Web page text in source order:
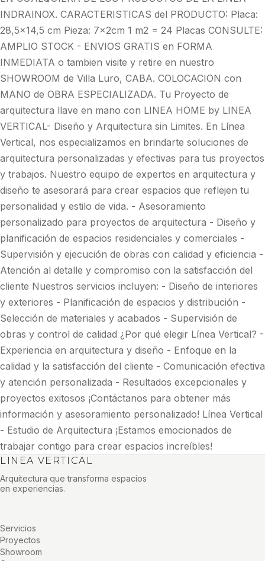
INDRAINOX. CARACTERISTICAS del PRODUCTO: Placa:
28,5x14,5 cm Pieza: 7x2cm 1 m2 = 24 Placas CONSULTE:
AMPLIO STOCK - ENVIOS GRATIS en FORMA
INMEDIATA o tambien visite y retire en nuestro
SHOWROOM de Villa Luro, CABA. COLOCACION con
MANO de OBRA ESPECIALIZADA. Tu Proyecto de
arquitectura llave en mano con LINEA HOME by LINEA
VERTICAL- Diseño y Arquitectura sin Limites. En Línea
Vertical, nos especializamos en brindarte soluciones de
arquitectura personalizadas y efectivas para tus proyectos
y trabajos. Nuestro equipo de expertos en arquitectura y
diseño te asesorará para crear espacios que reflejen tu
personalidad y estilo de vida. - Asesoramiento
personalizado para proyectos de arquitectura - Diseño y
planificación de espacios residenciales y comerciales -
Supervisión y ejecución de obras con calidad y eficiencia -
Atención al detalle y compromiso con la satisfacción del
cliente Nuestros servicios incluyen: - Diseño de interiores
y exteriores - Planificación de espacios y distribución -
Selección de materiales y acabados - Supervisión de
obras y control de calidad ¿Por qué elegir Línea Vertical? -
Experiencia en arquitectura y diseño - Enfoque en la
calidad y la satisfacción del cliente - Comunicación efectiva
y atención personalizada - Resultados excepcionales y
proyectos exitosos ¡Contáctanos para obtener más
información y asesoramiento personalizado! Línea Vertical
- Estudio de Arquitectura ¡Estamos emocionados de
trabajar contigo para crear espacios increíbles!
LINEA VERTICAL
Arquitectura que transforma espacios
en experiencias.
Servicios
Proyectos
Showroom